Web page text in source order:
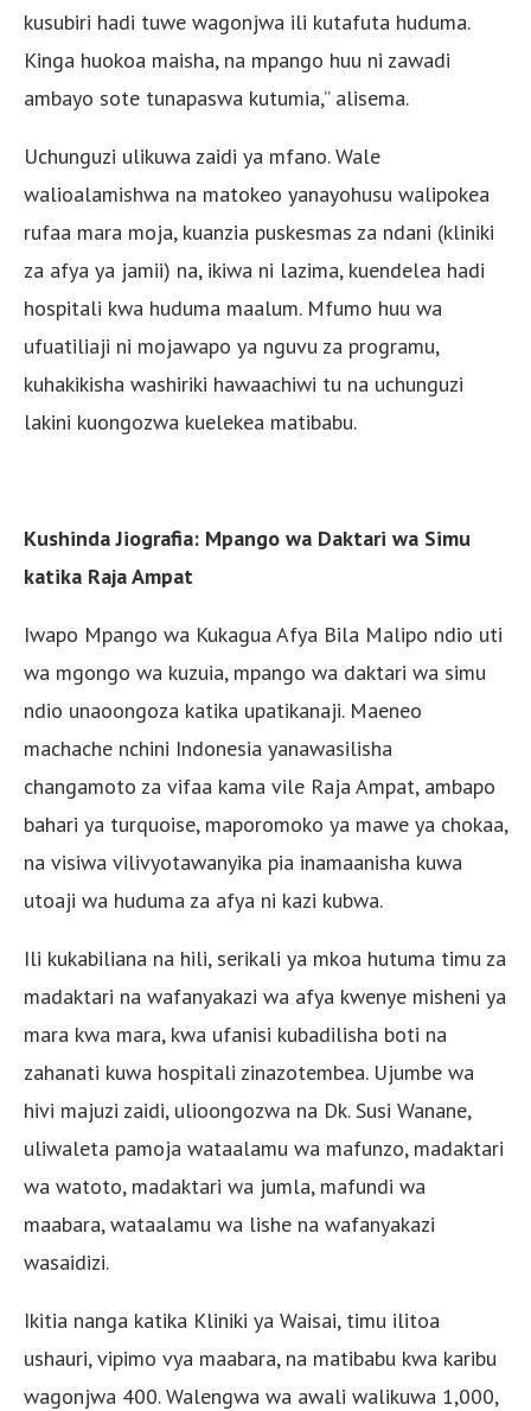
kusubiri hadi tuwe wagonjwa ili kutafuta huduma.
Kinga huokoa maisha, na mpango huu ni zawadi
ambayo sote tunapaswa kutumia,” alisema.
Uchunguzi ulikuwa zaidi ya mfano. Wale
walioalamishwa na matokeo yanayohusu walipokea
rufaa mara moja, kuanzia puskesmas za ndani (kliniki
za afya ya jamii) na, ikiwa ni lazima, kuendelea hadi
hospitali kwa huduma maalum. Mfumo huu wa
ufuatiliaji ni mojawapo ya nguvu za programu,
kuhakikisha washiriki hawaachiwi tu na uchunguzi
lakini kuongozwa kuelekea matibabu.
Kushinda Jiografia: Mpango wa Daktari wa Simu
katika Raja Ampat
Iwapo Mpango wa Kukagua Afya Bila Malipo ndio uti
wa mgongo wa kuzuia, mpango wa daktari wa simu
ndio unaoongoza katika upatikanaji. Maeneo
machache nchini Indonesia yanawasilisha
changamoto za vifaa kama vile Raja Ampat, ambapo
bahari ya turquoise, maporomoko ya mawe ya chokaa,
na visiwa vilivyotawanyika pia inamaanisha kuwa
utoaji wa huduma za afya ni kazi kubwa.
Ili kukabiliana na hili, serikali ya mkoa hutuma timu za
madaktari na wafanyakazi wa afya kwenye misheni ya
mara kwa mara, kwa ufanisi kubadilisha boti na
zahanati kuwa hospitali zinazotembea. Ujumbe wa
hivi majuzi zaidi, ulioongozwa na Dk. Susi Wanane,
uliwaleta pamoja wataalamu wa mafunzo, madaktari
wa watoto, madaktari wa jumla, mafundi wa
maabara, wataalamu wa lishe na wafanyakazi
wasaidizi.
Ikitia nanga katika Kliniki ya Waisai, timu ilitoa
ushauri, vipimo vya maabara, na matibabu kwa karibu
wagonjwa 400. Walengwa wa awali walikuwa 1,000,